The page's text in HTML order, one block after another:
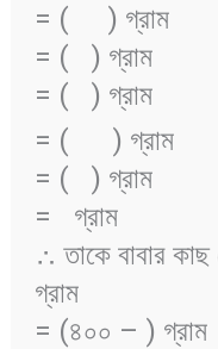
= (
) গ্রাম
= (
) গ্রাম
= (
) গ্রাম
= (
) গ্রাম
= (
) গ্রাম
=
গ্রাম
∴ তাকে বাবার
গ্রাম
= (৪০০ – ) গ্রাম